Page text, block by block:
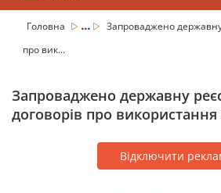
Головна ...
Запроваджено
про вик...
Запроваджено державну
договорів про
Відключити